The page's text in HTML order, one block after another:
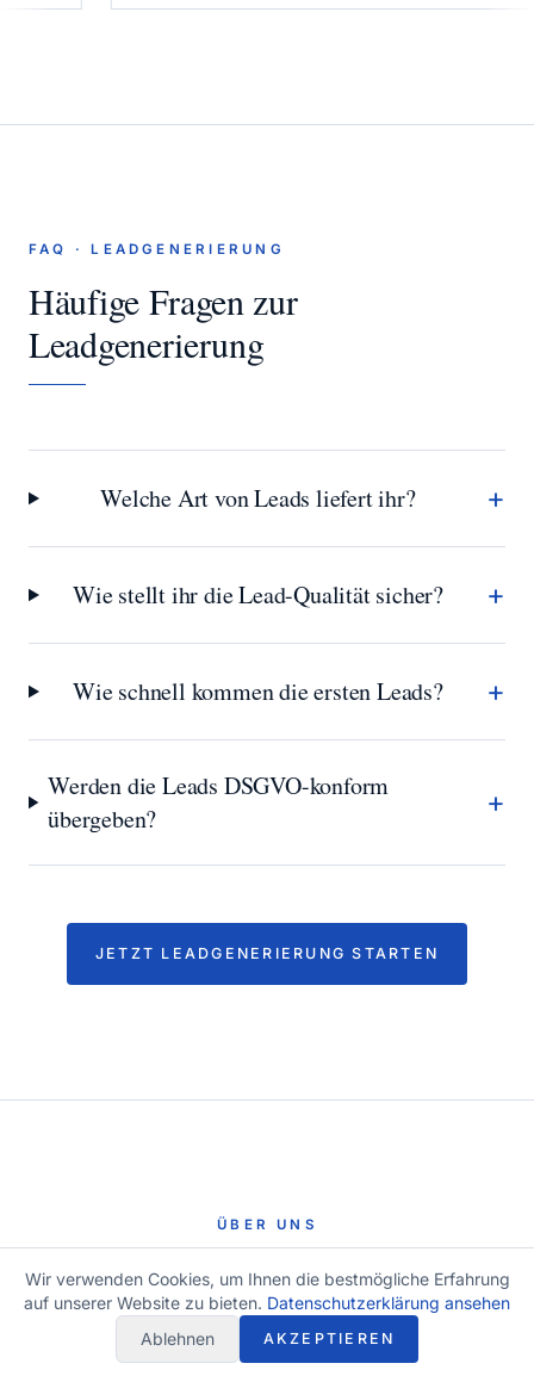
FAQ · LEADGENERIERUNG
Häufige Fragen zur
Leadgenerierung
Welche Art von Leads liefert ihr? +
Wie stellt ihr die Lead-Qualität sicher? +
Wie schnell kommen die ersten Leads? +
Werden die Leads DSGVO-konform
übergeben?
+
JETZT LEADGENERIERUNG STARTEN
ÜBER UNS
Der analytischeAkquise-Partner
für die Beratungsbranche.
Wir verwenden Cookies, um Ihnen die bestmögliche Erfahrung
auf unserer Website zu bieten. Datenschutzerklärung ansehen
Ablehnen
AKZEPTIEREN